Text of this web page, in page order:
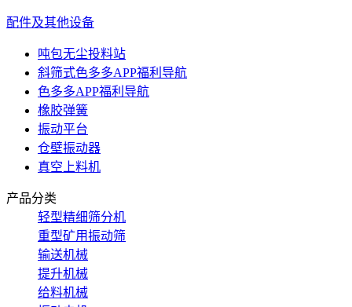
配件及其他设备
吨包无尘投料站
斜筛式色多多APP福利导航
色多多APP福利导航
橡胶弹簧
振动平台
仓壁振动器
真空上料机
产品分类
轻型精细筛分机
重型矿用振动筛
输送机械
提升机械
给料机械